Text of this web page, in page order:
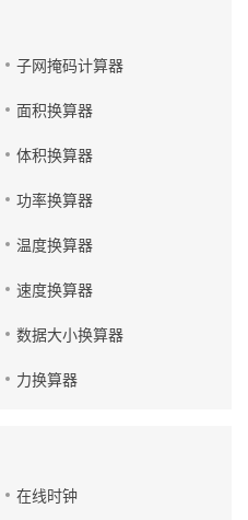
子网掩码计算器
面积换算器
体积换算器
功率换算器
温度换算器
速度换算器
数据大小换算器
力换算器
在线时钟